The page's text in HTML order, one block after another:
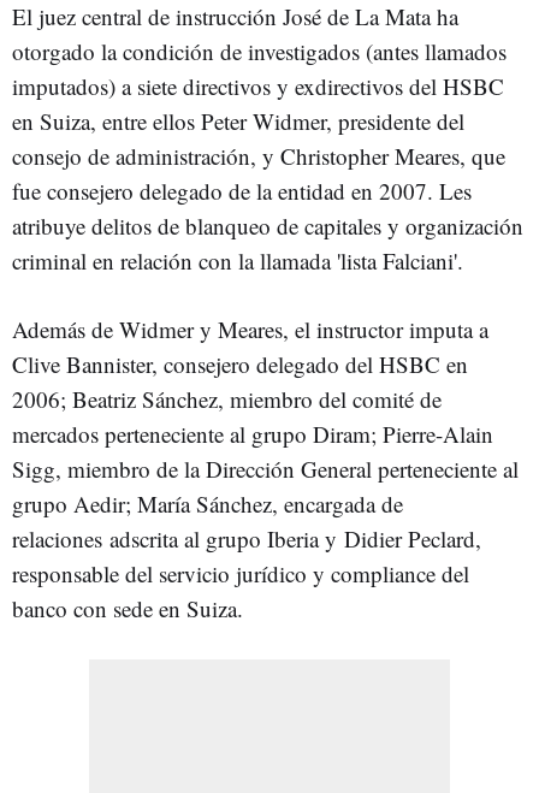
El juez central de instrucción José de La Mata ha
otorgado la condición de investigados (antes llamados
imputados) a siete directivos y exdirectivos del HSBC
en Suiza, entre ellos Peter Widmer, presidente del
consejo de administración, y Christopher Meares, que
fue consejero delegado de la entidad en 2007. Les
atribuye delitos de blanqueo de capitales y organización
criminal en relación con la llamada 'lista Falciani'.
Además de Widmer y Meares, el instructor imputa a
Clive Bannister, consejero delegado del HSBC en
2006; Beatriz Sánchez, miembro del comité de
mercados perteneciente al grupo Diram; Pierre-Alain
Sigg, miembro de la Dirección General perteneciente al
grupo Aedir; María Sánchez, encargada de
relaciones adscrita al grupo Iberia y Didier Peclard,
responsable del servicio jurídico y compliance del
banco con sede en Suiza.